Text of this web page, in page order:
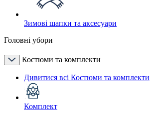
Зимові шапки та аксесуари
Головні убори
Костюми та комплекти
Дивитися всі Костюми та комплекти
Комплект